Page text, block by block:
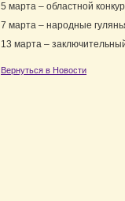
5 марта – областной
7 марта – народные
13 марта –
Вернуться в Новости